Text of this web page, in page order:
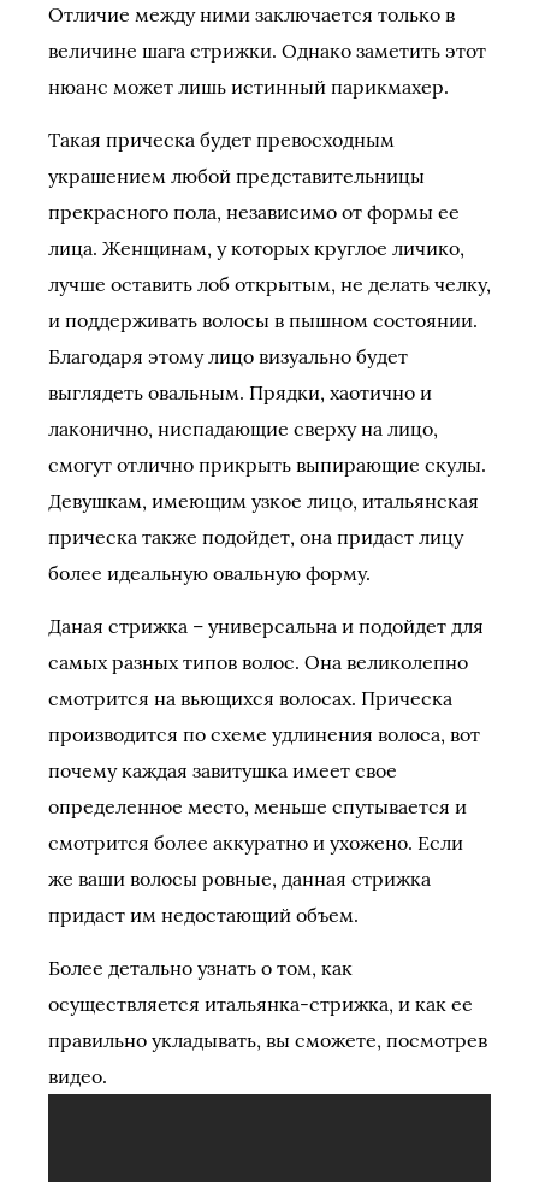
Отличие между ними заключается только в
величине шага стрижки. Однако заметить этот
нюанс может лишь истинный парикмахер.
Такая прическа будет превосходным
украшением любой представительницы
прекрасного пола, независимо от формы ее
лица. Женщинам, у которых круглое личико,
лучше оставить лоб открытым, не делать челку,
и поддерживать волосы в пышном состоянии.
Благодаря этому лицо визуально будет
выглядеть овальным. Прядки, хаотично и
лаконично, ниспадающие сверху на лицо,
смогут отлично прикрыть выпирающие скулы.
Девушкам, имеющим узкое лицо, итальянская
прическа также подойдет, она придаст лицу
более идеальную овальную форму.
Даная стрижка – универсальна и подойдет для
самых разных типов волос. Она великолепно
смотрится на вьющихся волосах. Прическа
производится по схеме удлинения волоса, вот
почему каждая завитушка имеет свое
определенное место, меньше спутывается и
смотрится более аккуратно и ухожено. Если
же ваши волосы ровные, данная стрижка
придаст им недостающий объем.
Более детально узнать о том, как
осуществляется итальянка-стрижка, и как ее
правильно укладывать, вы сможете, посмотрев
видео.